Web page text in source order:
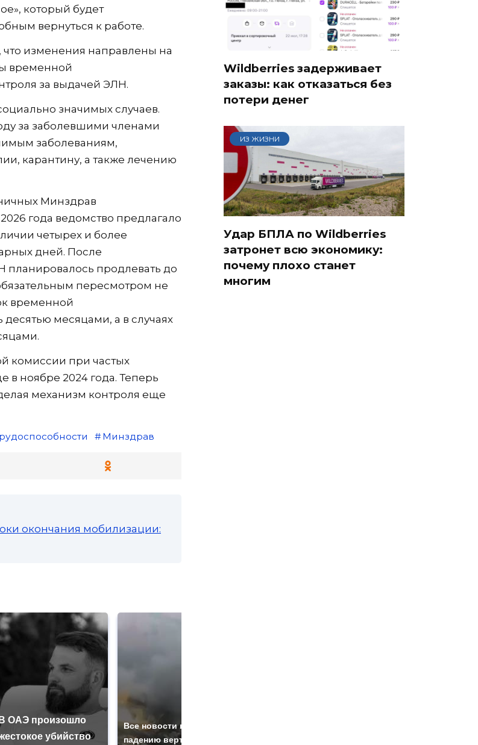
который будет
вернуться к работе.
изменения направлены на
временной
за выдачей ЭЛН.
значимых случаев.
за заболевшими членами
заболеваниям,
карантину, а также лечению
Минздрав
года ведомство предлагало
четырех и более
дней. После
планировалось продлевать до
пересмотром не
временной
месяцами, а в случаях
комиссии при частых
ноябре 2024 года. Теперь
механизм контроля еще
Минздрав
окончания мобилизации:
В ОАЭ произошло
убийство
Все новости по
падению вертолета на
Wildberries задерживает
заказы: как отказаться без
потери денег
ИЗ ЖИЗНИ
Удар БПЛА по Wildberries
затронет всю экономику:
почему плохо станет
многим